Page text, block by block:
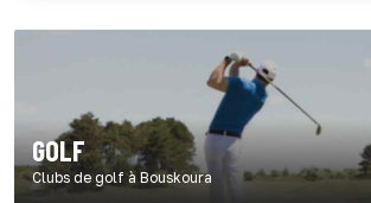
GOLF
Clubs de golf à Bouskoura